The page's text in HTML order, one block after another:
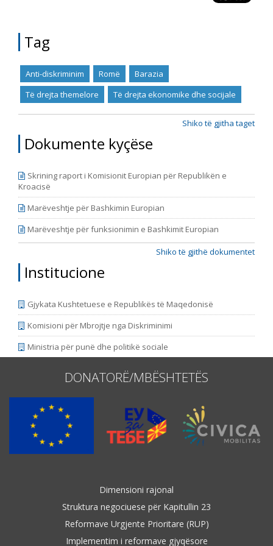
ky është Raporti i tretë në hije të cilin e publikon “Rrjeti
Periudha e përfshirjes së Raportit është vazhduar, në
mënyrë që korrespondoj me ciklin e ri të raporteve t
Tag
Anti-diskriminim Romë
Barazia
Të drejta themelore
Të drejta ekonomike dhe socijale
Shiko të gjitha taget
Dokumente kyçëse
Skrining raport i Komisionit Europian për Republikën e
Kroacisë
Marëveshtje për Bashkimin Europian
Marëveshtje për funksionimin e Bashkimit Europian
Shiko të gjithë dokumentet
Institucione
Gjykata Kushtetuese e Republikës të Maqedonisë
Komisioni për Mbrojtje nga Diskriminimi
Ministria për punë dhe politikë sociale
DONATORË/MBËSHTETËS
Dimensioni rajonal
Struktura negociuese për Kapitullin 23
Reformave Urgjente Prioritare (RUP)
Implementim i reformave gjyqësore